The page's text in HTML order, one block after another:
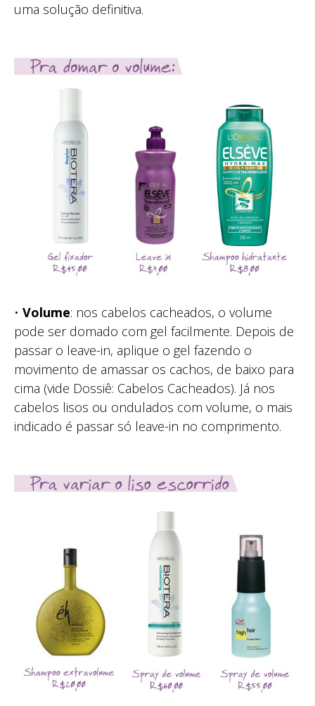
uma solução definitiva.
• Volume: nos cabelos cacheados, o volume
pode ser domado com gel facilmente. Depois de
passar o leave-in, aplique o gel fazendo o
movimento de amassar os cachos, de baixo para
cima (vide Dossiê: Cabelos Cacheados). Já nos
cabelos lisos ou ondulados com volume, o mais
indicado é passar só leave-in no comprimento.